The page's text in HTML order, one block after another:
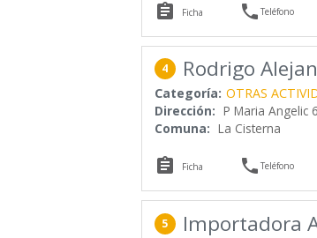
 Ficha Teléfono
4 Rodrigo
Categoría: OTRAS
Dirección: P Maria Angelic
Comuna: La Cisterna
 Ficha Teléfono
5 Importadora